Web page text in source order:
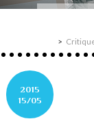
2015
15/05